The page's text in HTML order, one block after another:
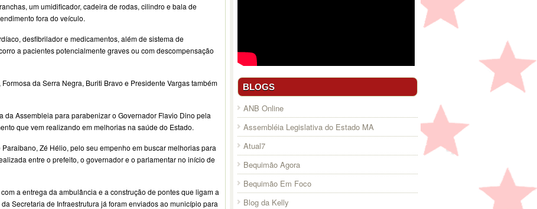
um umidificador, cadeira de rodas, cilindro e bala de
fora do veículo.
desfibrilador e medicamentos, além de sistema de
a pacientes potencialmente graves ou com descompensação
da Serra Negra, Buriti Bravo e Presidente Vargas também
da Assembleia para parabenizar o Governador Flavio Dino pela
que vem realizando em melhorias na saúde do Estado.
Zé Hélio, pelo seu empenho em buscar melhorias para
entre o prefeito, o governador e o parlamentar no início de
a entrega da ambulância e a construção de pontes que ligam a
Secretaria de Infraestrutura já foram enviados ao município para
BLOGS
ANB Online
Assembléia Legislativa do Estado MA
Atual7
Bequimão Agora
Bequimão Em Foco
Blog da Kelly